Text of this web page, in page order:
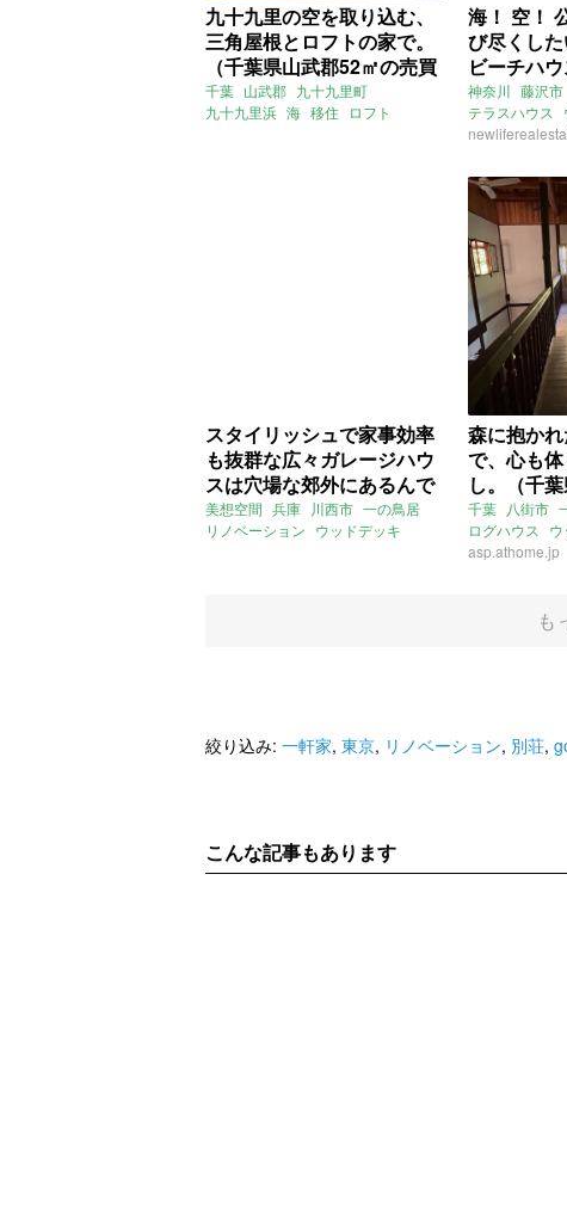
九十九里の空を取り込む、
三角屋根とロフトの家で。
（千葉県山武郡52㎡の売買
物件）
千葉 山武郡 九十九里町
九十九里浜 海 移住 ロフト
海！ 空！
び尽くし
ビーチハ
沢市55㎡の
神奈川 藤沢市
テラスハウス
ルーフバルコ
二人暮らし 賃
スタイリッシュで家事効率
も抜群な広々ガレージハウ
スは穴場な郊外にあるんで
す（兵庫県川西市156㎡の
売買物件）
美想空間 兵庫 川西市 一の鳥居
リノベーション ウッドデッキ
森に抱か
で、心も
し。（千
の売買物
千葉 八街市
ログハウス
別荘 庭 売買
asp.athome.jp
も
絞り込み: 一軒家, 東京, リノベーション, 別荘,
こんな記事もあります